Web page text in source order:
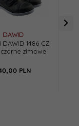
DAWID
DAWID 1486 CZ
zimowe
00 PLN